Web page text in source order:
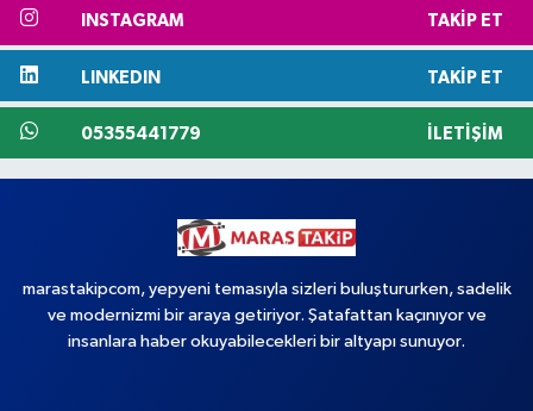
INSTAGRAM TAKIP ET
LINKEDIN TAKIP ET
05355441779 İLETIŞIM
marastakipcom, yepyeni temasıyla sizleri buluştururken, sadelik
ve modernizmi bir araya getiriyor. Şatafattan kaçınıyor ve
insanlara haber okuyabilecekleri bir altyapı sunuyor.